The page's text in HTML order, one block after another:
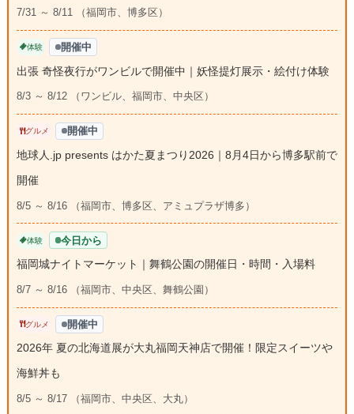
7/31 ～ 8/11 （福岡市、博多区）
体験 開催中
出張 奇怪夜行がワンビルで開催中｜妖怪提灯展示・絵付け体験
8/3 ～ 8/12 （ワンビル、福岡市、中央区）
グルメ 開催中
地球人.jp presents はかた夏まつり2026｜8月4日から博多駅前で
開催
8/5 ～ 8/16 （福岡市、博多区、アミュプラザ博多）
体験 今日から
福岡城ナイトマーケット｜舞鶴公園の開催日・時間・入場料
8/7 ～ 8/16 （福岡市、中央区、舞鶴公園）
グルメ 開催中
2026年 夏の北海道展が大丸福岡天神店で開催！限定スイーツや
海鮮丼も
8/5 ～ 8/17 （福岡市、中央区、大丸）